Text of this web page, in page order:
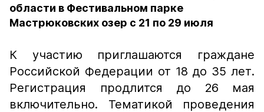
области в Фестивальном парке
Мастрюковских озер с 21 по 29 июля
К участию приглашаются граждане
Российской Федерации от 18 до 35 лет.
Регистрация продлится до 26 мая
включительно. Тематикой проведения